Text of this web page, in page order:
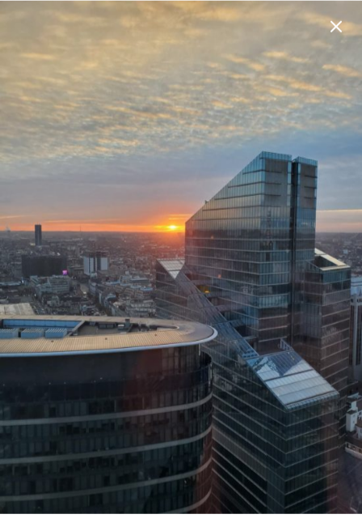
Webinar Konkursowy, którego gościem jest
historyk sztuki Anita Wolszczak-Karasiewicz
właścicielka domu aukcyjnego Art in House – o
inspiracjach w sztuce w kontekście filmów
Wojciecha Jerzego Hasa
Odtwarzacz
video
00:00 01:12:41
Webinar Konkursowy, którego gościem jest mec.
Joanna Hetman-Krajewska z Kancelarii Patrimonium
– o inspirowaniu się sztuką, prawie cytatu, dziele
zależnym i jak unikać plagiatu – różne przykłady i
zastosowanie np. filmów Wojciecha Jerzego Hasa
Odtwarzacz